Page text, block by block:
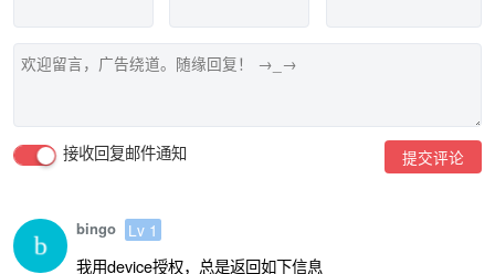
接收回复邮件通知 提交评论
bingo Lv 1
我用device授权，总是返回如下信息